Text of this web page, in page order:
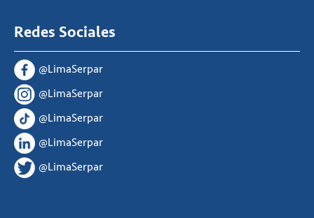
Redes Sociales
@LimaSerpar
@LimaSerpar
@LimaSerpar
@LimaSerpar
@LimaSerpar